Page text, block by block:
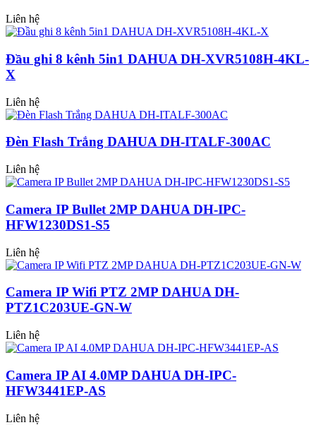
Liên hệ
Đầu ghi 8 kênh 5in1 DAHUA DH-XVR5108H-4KL-
X
Liên hệ
Đèn Flash Trắng DAHUA DH-ITALF-300AC
Liên hệ
Camera IP Bullet 2MP DAHUA DH-IPC-
HFW1230DS1-S5
Liên hệ
Camera IP Wifi PTZ 2MP DAHUA DH-
PTZ1C203UE-GN-W
Liên hệ
Camera IP AI 4.0MP DAHUA DH-IPC-
HFW3441EP-AS
Liên hệ